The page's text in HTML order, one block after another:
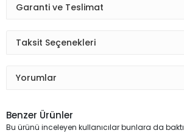
Garanti ve Teslimat
Taksit Seçenekleri
Yorumlar
Benzer Ürünler
Bu ürünü inceleyen kullanıcılar bunlara da baktı